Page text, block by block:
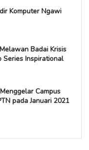
Komputer Ngawi
Badai Krisis
Series Inspirational
Campus
pada Januari 2021